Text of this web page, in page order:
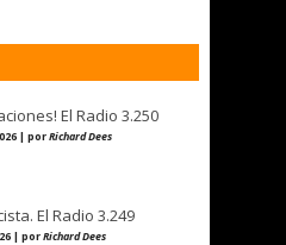
El Radio 3.250
| porRichard Dees
El Radio 3.249
| porRichard Dees